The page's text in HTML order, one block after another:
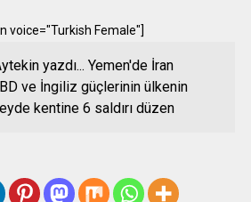
voice="Turkish Female"]
yazdı... Yemen'de İran
ve İngiliz güçlerinin ülkenin
kentine 6 saldırı düzen